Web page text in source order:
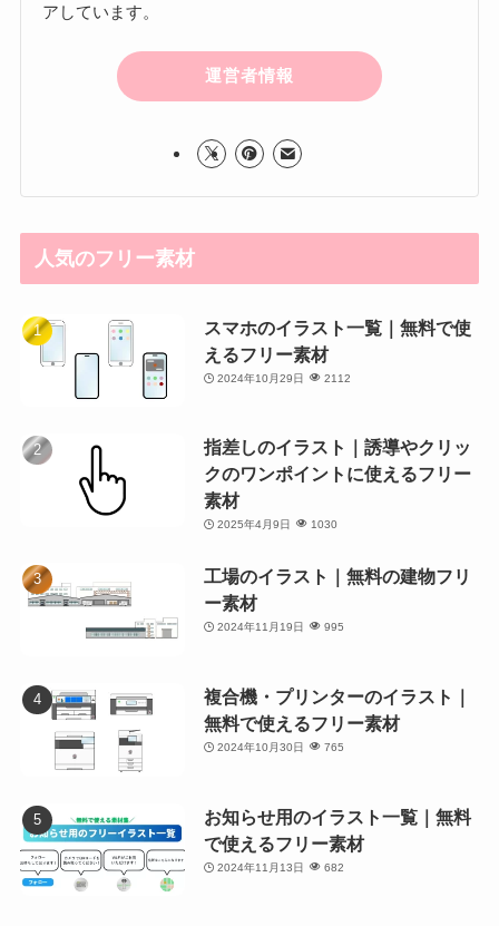
アしています。
運営者情報
人気のフリー素材
スマホのイラスト一覧｜無料で使
えるフリー素材
2024年10月29日 2112
指差しのイラスト｜誘導やクリッ
クのワンポイントに使えるフリー
素材
2025年4月9日 1030
工場のイラスト｜無料の建物フリ
ー素材
2024年11月19日 995
複合機・プリンターのイラスト｜
無料で使えるフリー素材
2024年10月30日 765
お知らせ用のイラスト一覧｜無料
で使えるフリー素材
2024年11月13日 682